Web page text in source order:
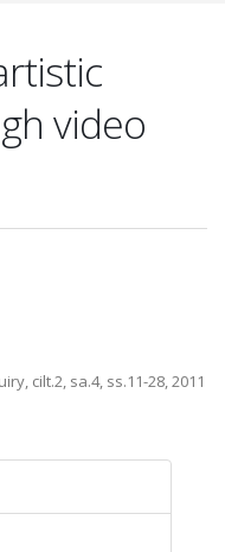
video
cilt.2, sa.4, ss.11-28, 2011